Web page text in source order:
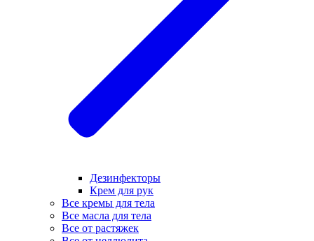
Дезинфекторы
Крем для рук
Все кремы для тела
Все масла для тела
Все от растяжек